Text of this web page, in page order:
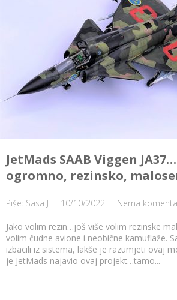
JetMads SAAB Viggen
ogromno, rezinsko,
Piše: Sasa J 10/10/2022 Nema
Jako volim rezin…još više volim rezinske
volim čudne avione i neobične kamuflaže.
izbacili iz sistema, lakše je razumjeti ovaj
je JetMads najavio ovaj projekt…tamo...